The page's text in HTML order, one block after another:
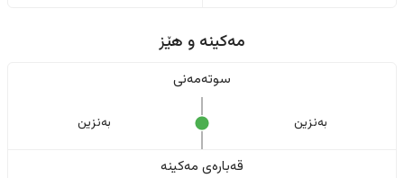
مەکینە و هێز
سوتەمەنی
بەنزین بەنزین
قەبارەی مەکینە